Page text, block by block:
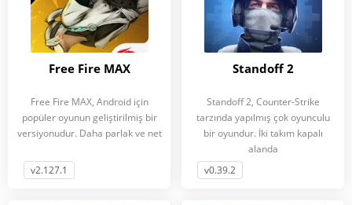
Free Fire MAX
Free Fire MAX, Android için
popüler oyunun geliştirilmiş bir
versiyonudur. Daha parlak ve net
v2.127.1
Standoff 2
Standoff 2, Counter-Strike
tarzında yapılmış çok oyunculu
bir oyundur. İki takım kapalı
alanda
v0.39.2